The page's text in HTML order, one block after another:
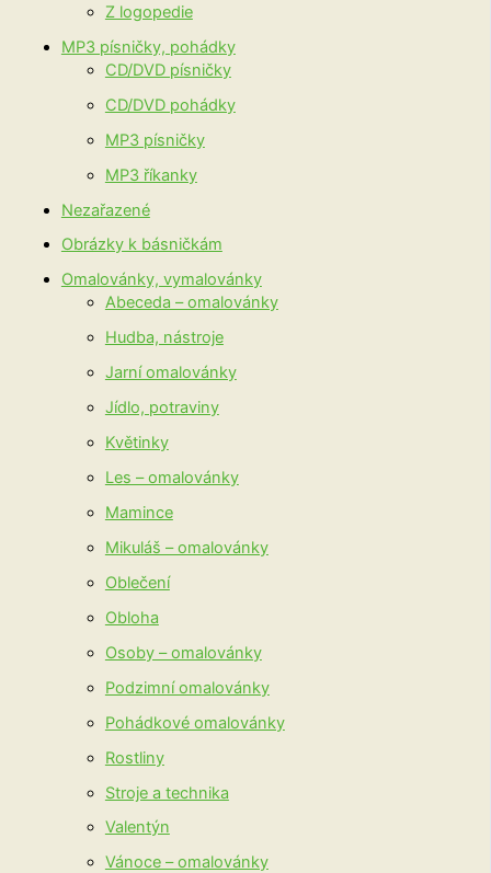
Z logopedie
MP3 písničky, pohádky
CD/DVD písničky
CD/DVD pohádky
MP3 písničky
MP3 říkanky
Nezařazené
Obrázky k básničkám
Omalovánky, vymalovánky
Abeceda – omalovánky
Hudba, nástroje
Jarní omalovánky
Jídlo, potraviny
Květinky
Les – omalovánky
Mamince
Mikuláš – omalovánky
Oblečení
Obloha
Osoby – omalovánky
Podzimní omalovánky
Pohádkové omalovánky
Rostliny
Stroje a technika
Valentýn
Vánoce – omalovánky